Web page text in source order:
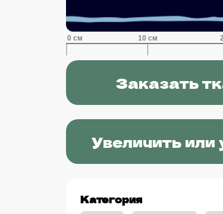
Заказать
Увеличить
Категория